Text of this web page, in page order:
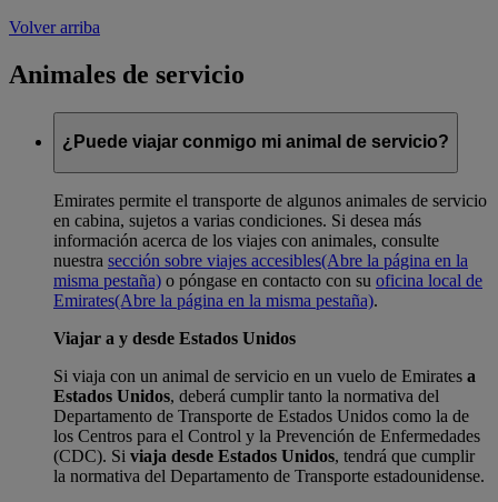
Volver arriba
Animales de servicio
¿Puede viajar conmigo mi animal de servicio?
Emirates permite el transporte de algunos animales de servicio
en cabina, sujetos a varias condiciones. Si desea más
información acerca de los viajes con animales, consulte
nuestra sección sobre viajes accesibles(Abre la página en la
misma pestaña) o póngase en contacto con su oficina local de
Emirates(Abre la página en la misma pestaña).
Viajar a y desde Estados Unidos
Si viaja con un animal de servicio en un vuelo de Emirates a
Estados Unidos, deberá cumplir tanto la normativa del
Departamento de Transporte de Estados Unidos como la de
los Centros para el Control y la Prevención de Enfermedades
(CDC). Si viaja desde Estados Unidos, tendrá que cumplir
la normativa del Departamento de Transporte estadounidense.